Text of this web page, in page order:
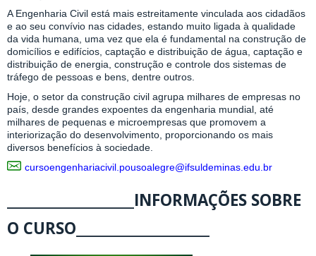
A Engenharia Civil está mais estreitamente vinculada aos cidadãos
e ao seu convívio nas cidades, estando muito ligada à qualidade
da vida humana, uma vez que ela é fundamental na construção de
domicílios e edifícios, captação e distribuição de água, captação e
distribuição de energia, construção e controle dos sistemas de
tráfego de pessoas e bens, dentre outros.
Hoje, o setor da construção civil agrupa milhares de empresas no
país, desde grandes expoentes da engenharia mundial, até
milhares de pequenas e microempresas que promovem a
interiorização do desenvolvimento, proporcionando os mais
diversos benefícios à sociedade.
cursoengenhariacivil.pousoalegre@ifsuldeminas.edu.br
____________________INFORMAÇÕES SOBRE
O CURSO_____________________